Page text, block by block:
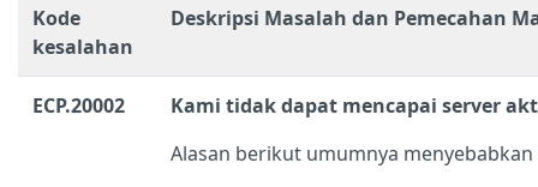
Kode
kesalahan
Deskripsi Masalah dan Pemecahan
ECP.20002
Kami tidak dapat mencapai server
Alasan berikut umumnya menyebabkan